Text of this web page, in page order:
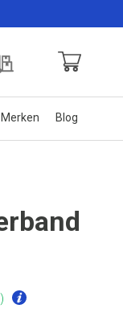
Merken Blog